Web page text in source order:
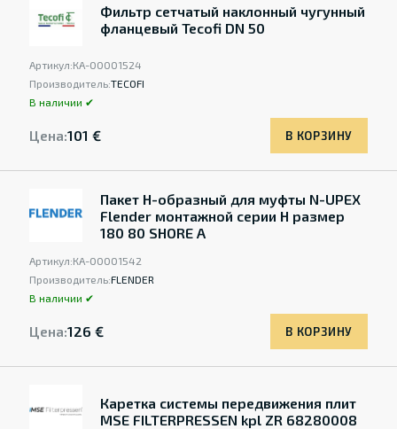
Фильтр сетчатый наклонный чугунный
фланцевый Tecofi DN 50
Артикул:КА-00001524
Производитель:TECOFI
В наличии ✔
Цена:101 € В КОРЗИНУ
Пакет Н-образный для муфты N-UPEX
Flender монтажной серии Н размер
180 80 SHORE A
Артикул:КА-00001542
Производитель:FLENDER
В наличии ✔
Цена:126 € В КОРЗИНУ
Каретка системы передвижения плит
MSE FILTERPRESSEN kpl ZR 68280008